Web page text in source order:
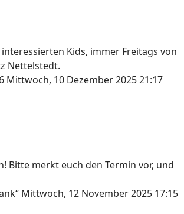
Kids, immer Freitags von
Nettelstedt.
Mittwoch, 10 Dezember 2025 21:17
Bitte merkt euch den Termin vor, und
Mittwoch, 12 November 2025 17:15